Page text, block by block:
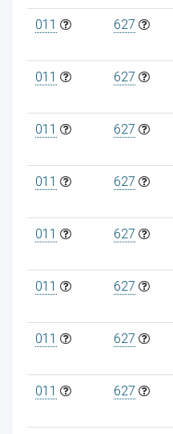
011 627
011 627
011 627
011 627
011 627
011 627
011 627
011 627